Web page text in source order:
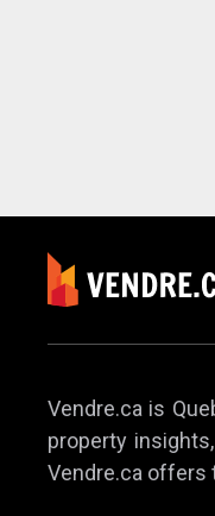
Vendre.ca is
property
Vendre.ca offers